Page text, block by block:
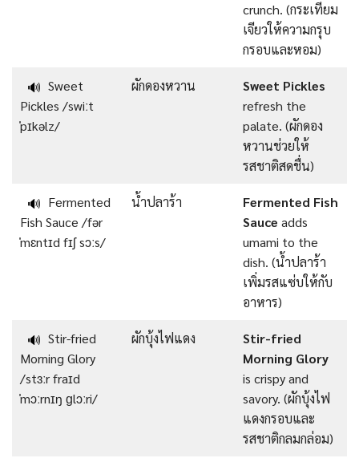
crunch. (กระเทียม
เจียวให้ความกรุบ
กรอบและหอม)
🔊 Sweet
Pickles /swiːt
ˈpɪkəlz/
ผักดองหวาน
Sweet Pickles
refresh the
palate. (ผักดอง
หวานช่วยให้
รสชาติสดชื่น)
🔊 Fermented
Fish Sauce /fər
ˈmɛntɪd fɪʃ sɔːs/
น้ำปลาร้า
Fermented Fish
Sauce adds
umami to the
dish. (น้ำปลาร้า
เพิ่มรสแซ่บให้กับ
อาหาร)
🔊 Stir-fried
Morning Glory
/stɜːr fraɪd
ˈmɔːrnɪŋ ɡlɔːri/
ผักบุ้งไฟแดง
Stir-fried
Morning Glory
is crispy and
savory. (ผักบุ้งไฟ
แดงกรอบและ
รสชาติกลมกล่อม)